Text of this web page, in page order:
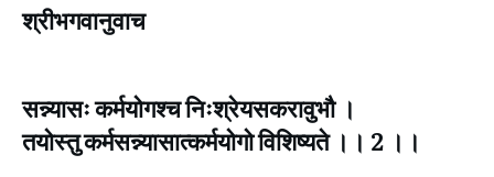
श्रीभगवानुवाच
सन्न्यासः कर्मयोगश्च निःश्रेयसकरावुभौ ।
तयोस्तु कर्मसन्न्यासात्कर्मयोगो विशिष्यते ।। 2 ।।